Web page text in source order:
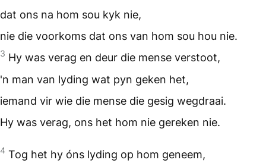
dat ons na hom sou kyk nie,
nie die voorkoms dat ons van hom sou hou nie.
3 Hy was verag en deur die mense verstoot,
'n man van lyding wat pyn geken het,
iemand vir wie die mense die gesig wegdraai.
Hy was verag, ons het hom nie gereken nie.
4 Tog het hy óns lyding op hom geneem,